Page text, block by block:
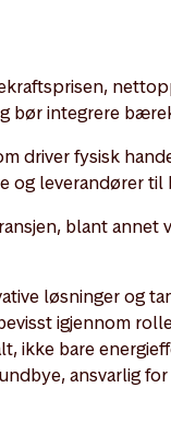
bør integrere
driver fysisk
og leverandører til
blant annet
løsninger og
igjennom
ikke bare
ansvarlig